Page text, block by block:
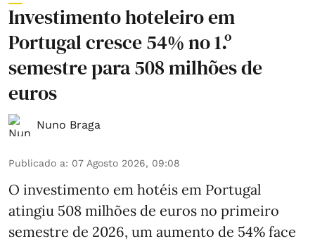
Investimento hoteleiro em
Portugal cresce 54% no 1.º
semestre para 508 milhões de
euros
Nuno Braga
Publicado a: 07 Agosto 2026, 09:08
O investimento em hotéis em Portugal
atingiu 508 milhões de euros no primeiro
semestre de 2026, um aumento de 54% face